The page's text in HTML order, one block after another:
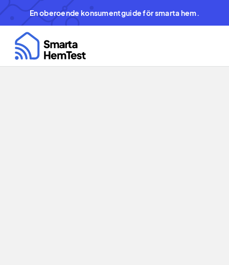
En oberoende konsumentguide för smarta hem.